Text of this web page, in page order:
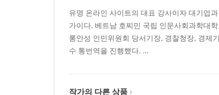
유명 온라인 사이트의 대표 강사이자 대기업
가이다. 베트남 호찌민 국립 인문사회과학대
롱안성 인민위원회 당서기장, 경찰청장, 경제
수 통번역을 진행했다. ...
작가의 다른 상품